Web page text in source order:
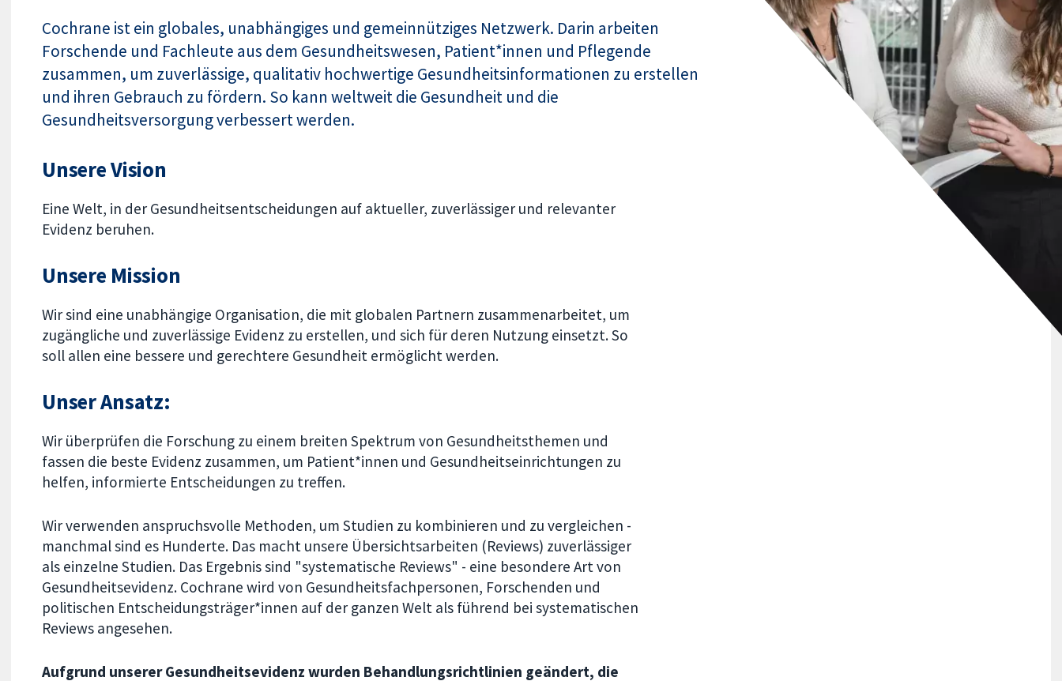
Cochrane ist ein globales, unabhängiges und gemeinnütziges Netzwerk. Darin arbeiten
Forschende und Fachleute aus dem Gesundheitswesen, Patient*innen und Pflegende
zusammen, um zuverlässige, qualitativ hochwertige Gesundheitsinformationen zu erstellen
und ihren Gebrauch zu fördern. So kann weltweit die Gesundheit und die
Gesundheitsversorgung verbessert werden.
Unsere Vision
Eine Welt, in der Gesundheitsentscheidungen auf aktueller, zuverlässiger und relevanter
Evidenz beruhen.
Unsere Mission
Wir sind eine unabhängige Organisation, die mit globalen Partnern zusammenarbeitet, um
zugängliche und zuverlässige Evidenz zu erstellen, und sich für deren Nutzung einsetzt. So
soll allen eine bessere und gerechtere Gesundheit ermöglicht werden.
Unser Ansatz:
Wir überprüfen die Forschung zu einem breiten Spektrum von Gesundheitsthemen und
fassen die beste Evidenz zusammen, um Patient*innen und Gesundheitseinrichtungen zu
helfen, informierte Entscheidungen zu treffen.
Wir verwenden anspruchsvolle Methoden, um Studien zu kombinieren und zu vergleichen -
manchmal sind es Hunderte. Das macht unsere Übersichtsarbeiten (Reviews) zuverlässiger
als einzelne Studien. Das Ergebnis sind "systematische Reviews" - eine besondere Art von
Gesundheitsevidenz. Cochrane wird von Gesundheitsfachpersonen, Forschenden und
politischen Entscheidungsträger*innen auf der ganzen Welt als führend bei systematischen
Reviews angesehen.
Aufgrund unserer Gesundheitsevidenz wurden Behandlungsrichtlinien geändert, die